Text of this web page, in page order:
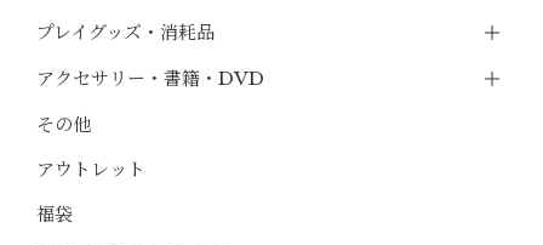
プレイグッズ・消耗品
アクセサリー・書籍・DVD
その他
アウトレット
福袋